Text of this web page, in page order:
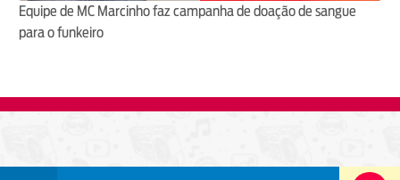
Equipe de MC Marcinho faz campanha de doação de sangue
para o funkeiro